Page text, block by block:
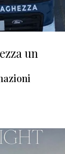
un